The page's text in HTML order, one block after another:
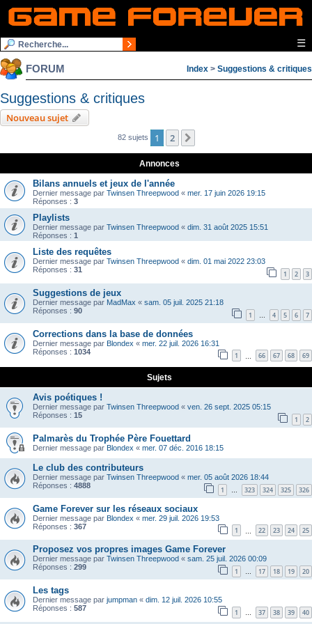
☰
FORUM Index > Suggestions & critiques
Suggestions & critiques
Nouveau sujet
82 sujets 1 2
Annonces
Bilans annuels et jeux de l'année
Dernier message par Twinsen Threepwood « mer. 17 juin 2026 19:15
Réponses : 3
Playlists
Dernier message par Twinsen Threepwood « dim. 31 août 2025 15:51
Réponses : 1
Liste des requêtes
Dernier message par Twinsen Threepwood « dim. 01 mai 2022 23:03
Réponses : 31 1 2 3
Suggestions de jeux
Dernier message par MadMax « sam. 05 juil. 2025 21:18
Réponses : 90 1 … 4 5 6 7
Corrections dans la base de données
Dernier message par Blondex « mer. 22 juil. 2026 16:31
Réponses : 1034 1 66 67 68 69
Sujets
Avis poétiques !
Dernier message par Twinsen Threepwood « ven. 26 sept. 2025 05:15
Réponses : 15 1 2
Palmarès du Trophée Père Fouettard
Dernier message par Blondex « mer. 07 déc. 2016 18:15
Le club des contributeurs
Dernier message par Twinsen Threepwood « mer. 05 août 2026 18:44
Réponses : 4888 1 … 323 324 325 326
Game Forever sur les réseaux sociaux
Dernier message par Blondex « mer. 29 juil. 2026 19:53
Réponses : 367 1 22 23 24 25
Proposez vos propres images Game Forever
Dernier message par Twinsen Threepwood « sam. 25 juil. 2026 00:09
Réponses : 299 1 … 17 18 19 20
Les tags
Dernier message par jumpman « dim. 12 juil. 2026 10:55
Réponses : 587 1 … 37 38 39 40